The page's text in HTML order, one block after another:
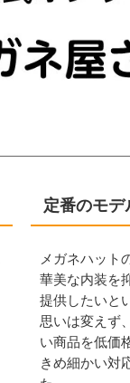
定番のモデ
メガネハット
華美な内装を
提供したいと
思いは変えず
い商品を低価
きめ細かい対